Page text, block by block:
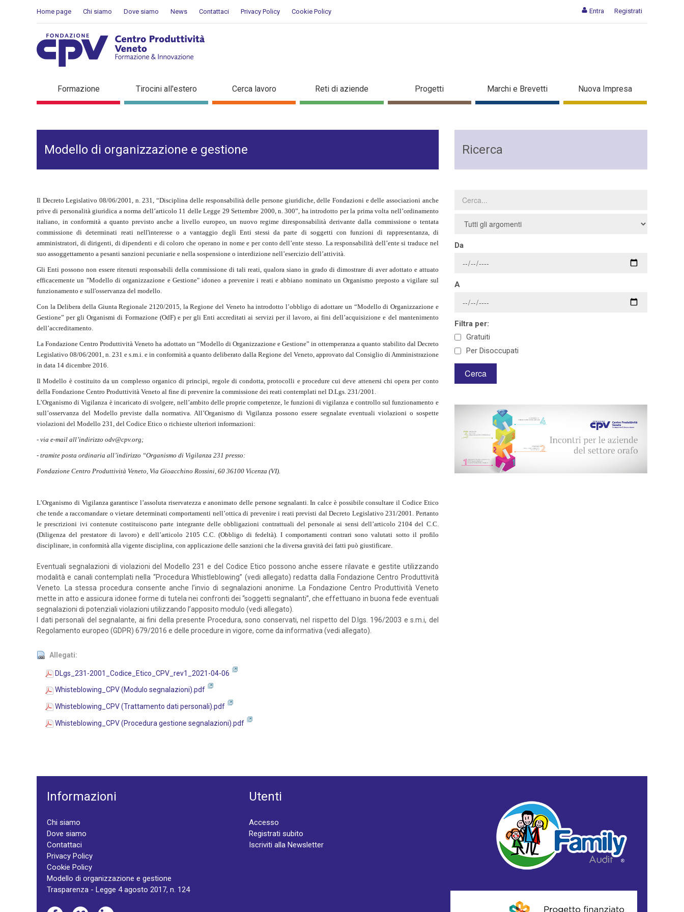
Entra Registrati
Home page Chi siamo Dove siamo News Contattaci Privacy Policy Cookie Policy
Modello di organizzazione e gestione
Formazione Tirocini all'estero Cerca lavoro Reti di aziende Progetti Marchi e Brevetti Nuova Impresa
Modello di organizzazione e gestione
Il Decreto Legislativo 08/06/2001, n. 231, “Disciplina delle responsabilità delle persone giuridiche, delle Fondazioni e delle associazioni anche
prive di personalità giuridica a norma dell’articolo 11 delle Legge 29 Settembre 2000, n. 300”, ha introdotto per la prima volta nell’ordinamento
italiano, in conformità a quanto previsto anche a livello europeo, un nuovo regime diresponsabilità derivante dalla commissione o tentata
commissione di determinati reati nell'interesse o a vantaggio degli Enti stessi da parte di soggetti con funzioni di rappresentanza, di
amministratori, di dirigenti, di dipendenti e di coloro che operano in nome e per conto dell’ente stesso. La responsabilità dell’ente si traduce nel
suo assoggettamento a pesanti sanzioni pecuniarie e nella sospensione o interdizione nell’esercizio dell’attività.
Gli Enti possono non essere ritenuti responsabili della commissione di tali reati, qualora siano in grado di dimostrare di aver adottato e attuato
efficacemente un "Modello di organizzazione e Gestione" idoneo a prevenire i reati e abbiano nominato un Organismo preposto a vigilare sul
funzionamento e sull'osservanza del modello.
Con la Delibera della Giunta Regionale 2120/2015, la Regione del Veneto ha introdotto l’obbligo di adottare un “Modello di Organizzazione e
Gestione” per gli Organismi di Formazione (OdF) e per gli Enti accreditati ai servizi per il lavoro, ai fini dell’acquisizione e del mantenimento
dell’accreditamento.
La Fondazione Centro Produttività Veneto ha adottato un “Modello di Organizzazione e Gestione” in ottemperanza a quanto stabilito dal Decreto
Legislativo 08/06/2001, n. 231 e s.m.i. e in conformità a quanto deliberato dalla Regione del Veneto, approvato dal Consiglio di Amministrazione
in data 14 dicembre 2016.
Il Modello è costituito da un complesso organico di principi, regole di condotta, protocolli e procedure cui deve attenersi chi opera per conto
della Fondazione Centro Produttività Veneto al fine di prevenire la commissione dei reati contemplati nel D.Lgs. 231/2001.
L’Organismo di Vigilanza è incaricato di svolgere, nell’ambito delle proprie competenze, le funzioni di vigilanza e controllo sul funzionamento e
sull’osservanza del Modello previste dalla normativa. All’Organismo di Vigilanza possono essere segnalate eventuali violazioni o sospette
violazioni del Modello 231, del Codice Etico o richieste ulteriori informazioni:
- via e-mail all’indirizzo odv@cpv.org;
- tramite posta ordinaria all’indirizzo “Organismo di Vigilanza 231 presso:
Fondazione Centro Produttività Veneto, Via Gioacchino Rossini, 60 36100 Vicenza (VI).
L’Organismo di Vigilanza garantisce l’assoluta riservatezza e anonimato delle persone segnalanti. In calce è possibile consultare il Codice Etico
che tende a raccomandare o vietare determinati comportamenti nell’ottica di prevenire i reati previsti dal Decreto Legislativo 231/2001. Pertanto
le prescrizioni ivi contenute costituiscono parte integrante delle obbligazioni contrattuali del personale ai sensi dell’articolo 2104 del C.C.
(Diligenza del prestatore di lavoro) e dell’articolo 2105 C.C. (Obbligo di fedeltà). I comportamenti contrari sono valutati sotto il profilo
disciplinare, in conformità alla vigente disciplina, con applicazione delle sanzioni che la diversa gravità dei fatti può giustificare.
Eventuali segnalazioni di violazioni del Modello 231 e del Codice Etico possono anche essere rilavate e gestite utilizzando
modalità e canali contemplati nella “Procedura Whistleblowing” (vedi allegato) redatta dalla Fondazione Centro Produttività
Veneto. La stessa procedura consente anche l’invio di segnalazioni anonime. La Fondazione Centro Produttività Veneto
mette in atto e assicura idonee forme di tutela nei confronti dei “soggetti segnalanti”, che effettuano in buona fede eventuali
segnalazioni di potenziali violazioni utilizzando l’apposito modulo (vedi allegato).
I dati personali del segnalante, ai fini della presente Procedura, sono conservati, nel rispetto del D.lgs. 196/2003 e s.m.i, del
Regolamento europeo (GDPR) 679/2016 e delle procedure in vigore, come da informativa (vedi allegato).
Allegati:
DLgs_231-2001_Codice_Etico_CPV_rev1_2021-04-06
Whisteblowing_CPV (Modulo segnalazioni).pdf
Whisteblowing_CPV (Trattamento dati personali).pdf
Whisteblowing_CPV (Procedura gestione segnalazioni).pdf
Ricerca
Da
A
Filtra per:
Gratuiti
Per Disoccupati
Informazioni
Chi siamo
Dove siamo
Contattaci
Privacy Policy
Cookie Policy
Modello di organizzazione e gestione
Trasparenza - Legge 4 agosto 2017, n. 124
Utenti
Accesso
Registrati subito
Iscriviti alla Newsletter